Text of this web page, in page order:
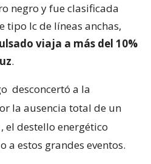
negro y fue clasificada
tipo Ic de líneas anchas,
viaja a más del 10%
.
desconcertó a la
la ausencia total de un
, el destello energético
a estos grandes eventos.